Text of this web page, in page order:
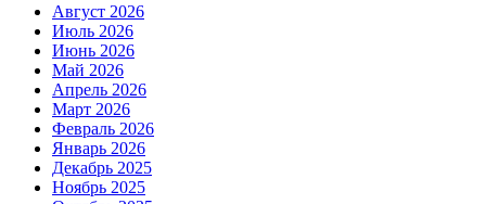
Август 2026
Июль 2026
Июнь 2026
Май 2026
Апрель 2026
Март 2026
Февраль 2026
Январь 2026
Декабрь 2025
Ноябрь 2025